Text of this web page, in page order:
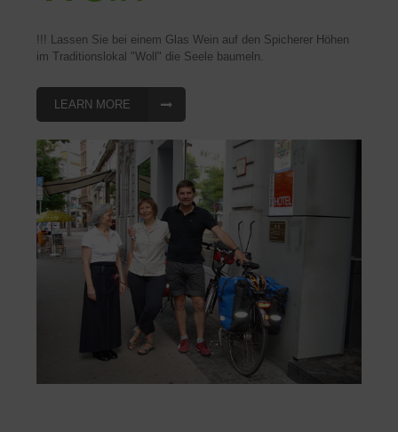
!!! Lassen Sie bei einem Glas Wein auf den Spicherer Höhen
im Traditionslokal "Woll" die Seele baumeln.
LEARN MORE